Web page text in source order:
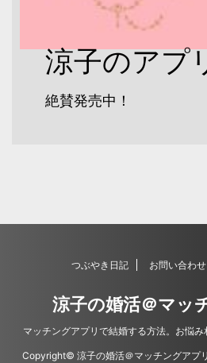
涼子のアプ
絶賛発売中！
つぶやき日記 お問い合わせ
涼子の婚活＠マッ
マッチングアプリで結婚する方法。お悩
Copyright© 涼子の婚活＠マッチングアプ